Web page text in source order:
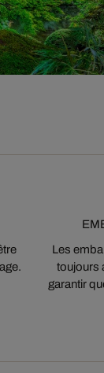
Les
toujours
garantir